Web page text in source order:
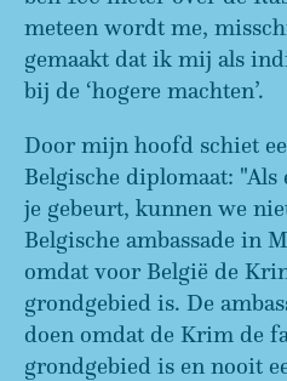
meteen wordt me,
gemaakt dat ik mij als
bij de ‘hogere machten’.
Door mijn hoofd schiet
Belgische diplomaat:
je gebeurt, kunnen we
Belgische ambassade in
omdat voor België de
grondgebied is. De
doen omdat de Krim de
grondgebied is en nooit